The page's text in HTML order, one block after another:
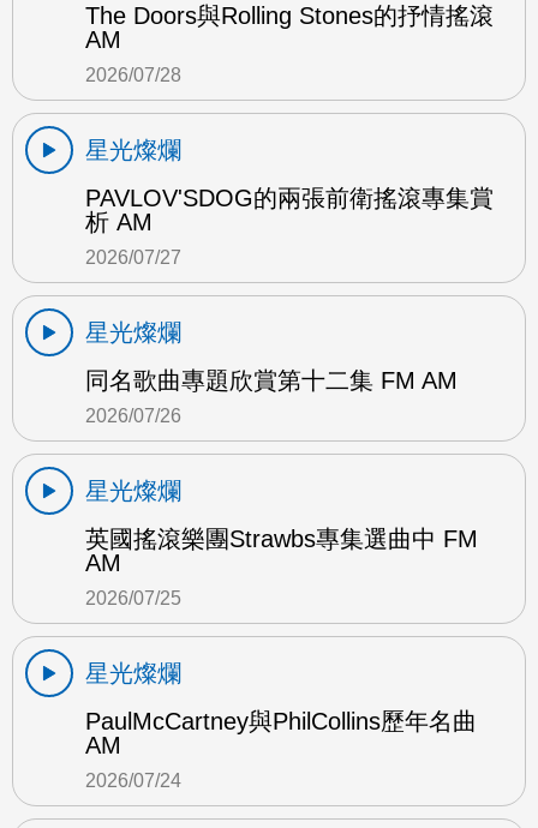
The Doors與Rolling Stones的抒情搖滾
AM
2026/07/28
星光燦爛
PAVLOV'SDOG的兩張前衛搖滾專集賞
析 AM
2026/07/27
星光燦爛
同名歌曲專題欣賞第十二集 FM AM
2026/07/26
星光燦爛
英國搖滾樂團Strawbs專集選曲中 FM
AM
2026/07/25
星光燦爛
PaulMcCartney與PhilCollins歷年名曲
AM
2026/07/24